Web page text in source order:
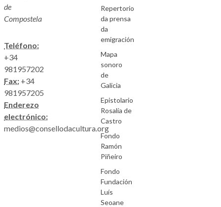
de
Compostela
Teléfono:
+34
981957202
Fax: +34
981957205
Enderezo
electrónico:
medios@consellodacultura.org
Repertorio
da prensa
da
emigración
Mapa
sonoro
de
Galicia
Epistolario
Rosalía de
Castro
Fondo
Ramón
Piñeiro
Fondo
Fundación
Luís
Seoane